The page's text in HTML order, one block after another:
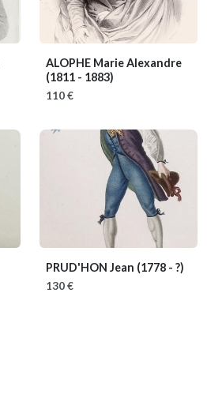
ALOPHE Marie Alexandre
(1811 - 1883)
110 €
PRUD'HON Jean (1778 - ?)
130 €